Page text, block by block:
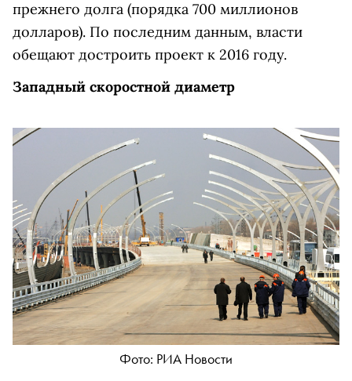
прежнего долга (порядка 700 миллионов
долларов). По последним данным, власти
обещают достроить проект к 2016 году.
Западный скоростной диаметр
Фото: РИА Новости